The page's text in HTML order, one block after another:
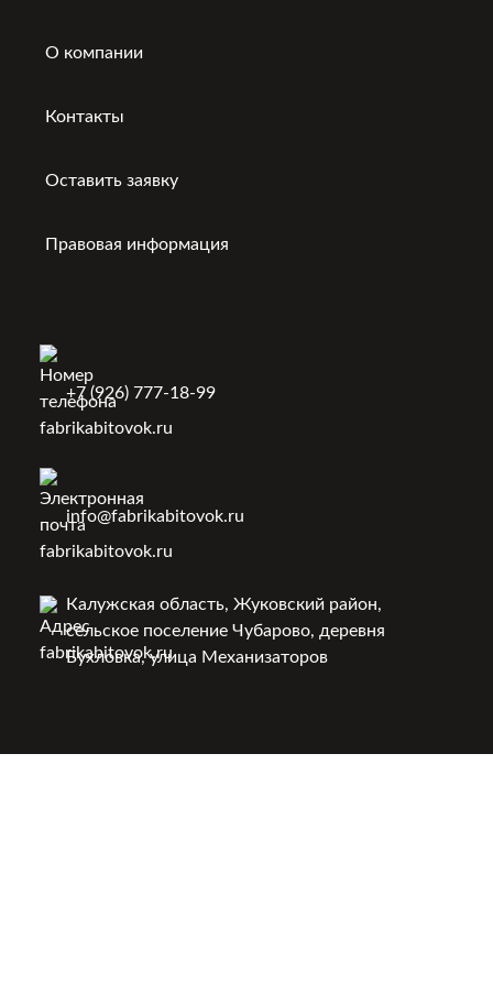
О компании
Контакты
Оставить заявку
Правовая информация
+7 (926) 777-18-99
info@fabrikabitovok.ru
Калужская область, Жуковский район,
сельское поселение Чубарово, деревня
Бухловка, улица Механизаторов